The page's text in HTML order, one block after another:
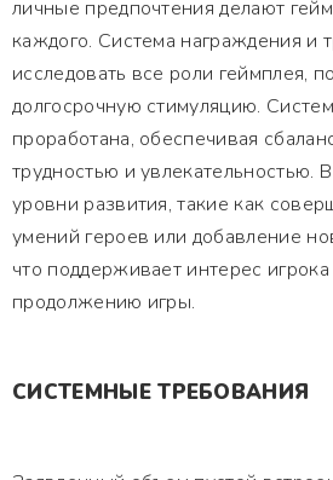
личные предпочтения делают
каждого. Система награждения и
исследовать все роли геймплея,
долгосрочную стимуляцию.
проработана, обеспечивая
трудностью и увлекательностью.
уровни развития, такие как
умений героев или добавление
что поддерживает интерес
продолжению игры.
СИСТЕМНЫЕ ТРЕБОВАНИЯ